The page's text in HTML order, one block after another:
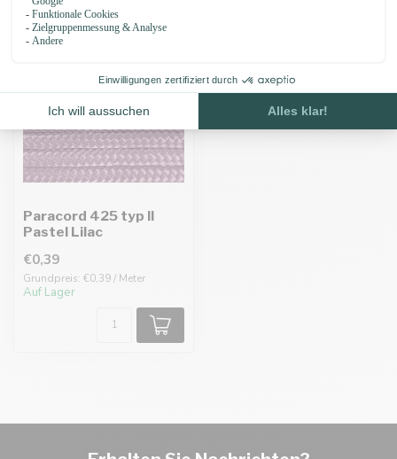
Paracord 425 typ II
Pastel Lilac
€0,39
Grundpreis: €0,39 / Meter
Auf Lager